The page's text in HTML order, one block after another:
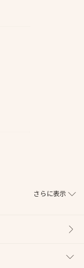
さらに表示